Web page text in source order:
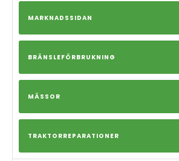
MARKNADSSIDAN
BRÄNSLEFÖRBRUKNING
MÄSSOR
TRAKTORREPARATIONER